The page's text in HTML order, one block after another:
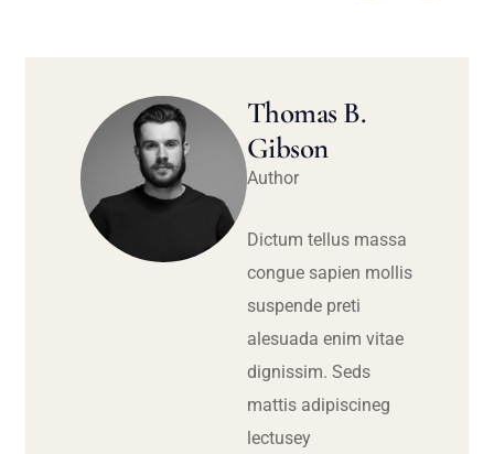
Thomas B.
Gibson
Author
Dictum tellus massa
congue sapien mollis
suspende preti
alesuada enim vitae
dignissim. Seds
mattis adipiscineg
lectusey